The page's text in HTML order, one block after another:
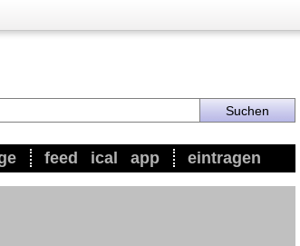
feed ical app eintragen